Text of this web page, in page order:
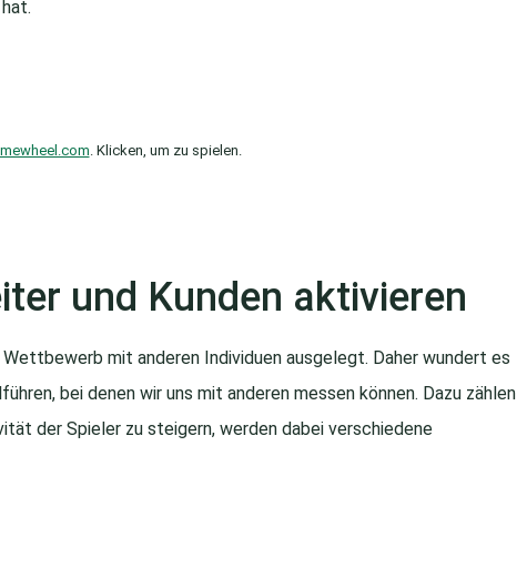
. Klicken, um zu spielen.
und Kunden aktivieren
mit anderen Individuen ausgelegt. Daher wundert es
bei denen wir uns mit anderen messen können. Dazu zählen
der Spieler zu steigern, werden dabei verschiedene